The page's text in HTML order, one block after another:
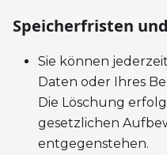
Speicherfristen
Sie können
Daten oder Ihres
Die Löschung
gesetzlichen
entgegenstehen.